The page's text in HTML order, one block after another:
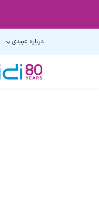
درباره عبیدی